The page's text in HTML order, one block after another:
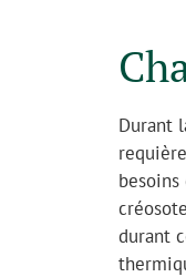
Durant
durant